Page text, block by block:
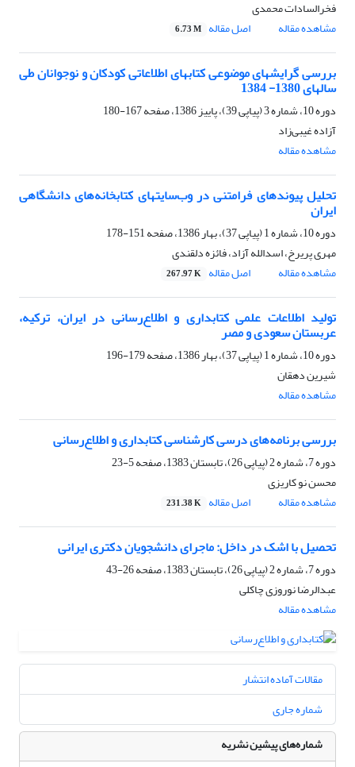
فخرالسادات محمدی
مشاهده مقاله
اصل مقاله 6.73 M
بررسی گرایشهای موضوعی کتابهای اطلاعاتی کودکان و نوجوانان طی
سالهای 1380- 1384
دوره 10، شماره 3 (پیاپی 39)، پاییز 1386، صفحه
167-180
آزاده غیبی‌زاد
مشاهده مقاله
تحلیل پیوندهای فرامتنی در وب‌سایتهای کتابخانه‌های دانشگاهی
ایران
دوره 10، شماره 1 (پیاپی 37)، بهار 1386، صفحه
151-178
مهری پریرخ، اسدالله آزاد، فائزه دلقندی
مشاهده مقاله
اصل مقاله 267.97 K
تولید اطلاعات علمی کتابداری و اطلاع‌رسانی در ایران، ترکیه،
عربستان سعودی و مصر
دوره 10، شماره 1 (پیاپی 37)، بهار 1386، صفحه
179-196
شیرین دهقان
مشاهده مقاله
بررسی برنامه‌های درسی کارشناسی کتابداری و اطلاع‌رسانی
دوره 7، شماره 2 (پیاپی 26)، تابستان 1383، صفحه
5-23
محسن نو کاریزی
مشاهده مقاله
اصل مقاله 231.38 K
تحصیل با اشک در داخل: ماجرای دانشجویان دکتری ایرانی
دوره 7، شماره 2 (پیاپی 26)، تابستان 1383، صفحه
26-43
عبدالرضا نوروزی چاکلی
مشاهده مقاله
مقالات آماده انتشار
شماره جاری
شماره‌های پیشین نشریه